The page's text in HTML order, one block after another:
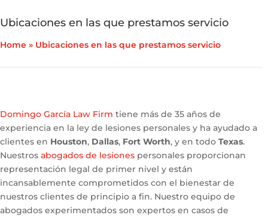
Ubicaciones en las que prestamos servicio
Home » Ubicaciones en las que prestamos servicio
Domingo García Law Firm tiene más de 35 años de
experiencia en la ley de lesiones personales y ha ayudado a
clientes en Houston, Dallas, Fort Worth, y en todo Texas.
Nuestros abogados de lesiones personales proporcionan
representación legal de primer nivel y están
incansablemente comprometidos con el bienestar de
nuestros clientes de principio a fin. Nuestro equipo de
abogados experimentados son expertos en casos de